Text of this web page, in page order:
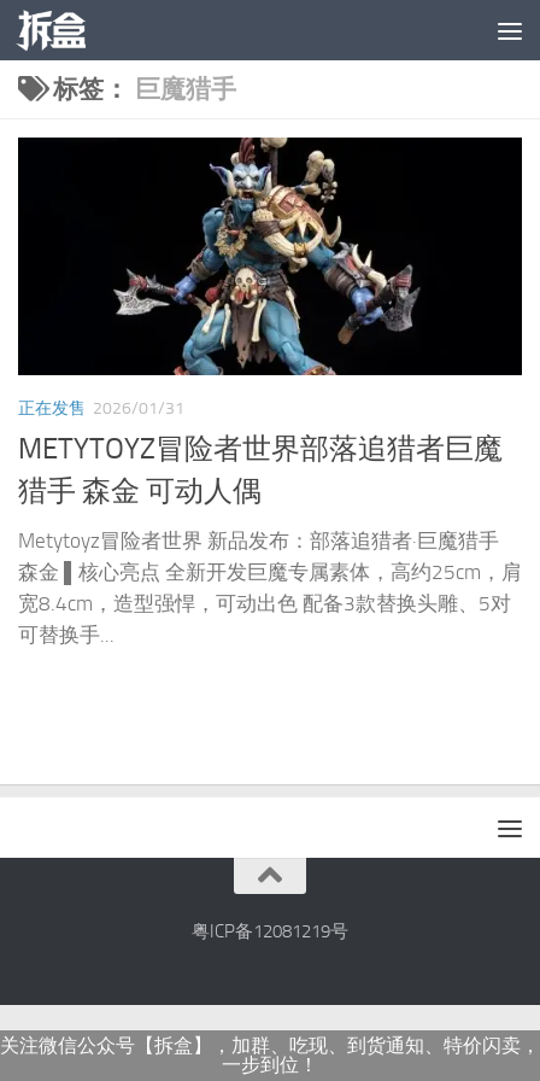
跳至内容
标签： 巨魔猎手
正在发售 2026/01/31
METYTOYZ冒险者世界部落追猎者巨魔
猎手 森金 可动人偶
Metytoyz冒险者世界 新品发布：部落追猎者·巨魔猎手
森金 ▌核心亮点 全新开发巨魔专属素体，高约25cm，肩
宽8.4cm，造型强悍，可动出色 配备3款替换头雕、5对
可替换手...
粤ICP备12081219号
关注微信公众号【拆盒】，加群、吃现、到货通知、特价闪卖，
一步到位！